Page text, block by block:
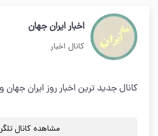
اخبار ایران جهان
کانال اخبار
کانال جدید ترین اخبار روز ایران
مشاهده کانال